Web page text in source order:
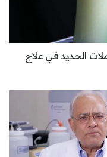
الحديد في علاج